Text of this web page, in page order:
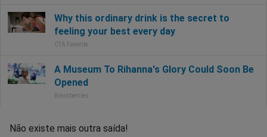
Não existe mais outra saída!